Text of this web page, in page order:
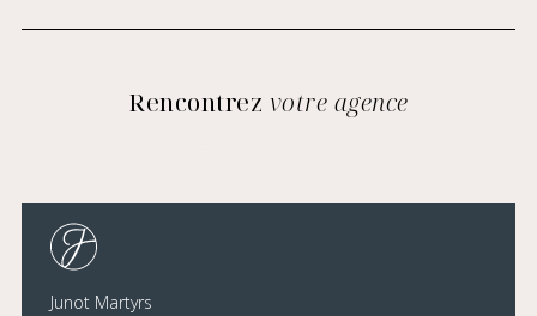
Rencontrez votre agence
Junot Martyrs